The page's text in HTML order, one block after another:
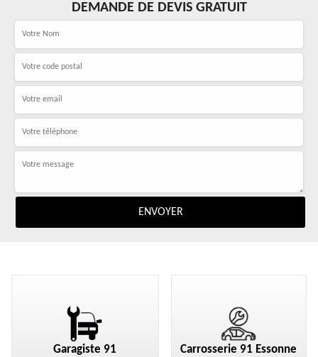
DEMANDE DE DEVIS GRATUIT
Garagiste 91 Carrosserie 91 Essonne